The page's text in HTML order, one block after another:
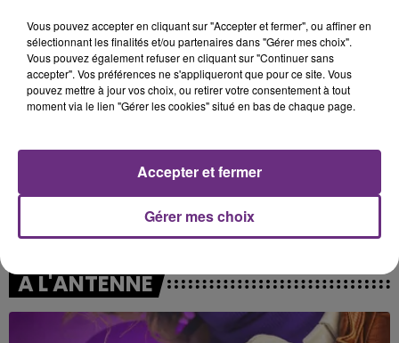
17h03
17h03 17h00
17h00
JENNIFER LOPEZ & DAVID GUETTA
Save Me Tonight
A L'ANTENNE
Vous pouvez accepter en cliquant sur "Accepter et fermer", ou affiner en
sélectionnant les finalités et/ou partenaires dans "Gérer mes choix".
Vous pouvez également refuser en cliquant sur "Continuer sans
accepter". Vos préférences ne s'appliqueront que pour ce site. Vous
pouvez mettre à jour vos choix, ou retirer votre consentement à tout
moment via le lien "Gérer les cookies" situé en bas de chaque page.
Gérer mes choix
Accepter et fermer